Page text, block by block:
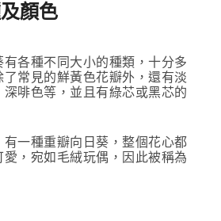
顏色
各種不同大小的種類，十分多
常見的鮮黃色花瓣外，還有淡
啡色等，並且有綠芯或黑芯的
一種重瓣向日葵，整個花心都
，宛如毛絨玩偶，因此被稱為